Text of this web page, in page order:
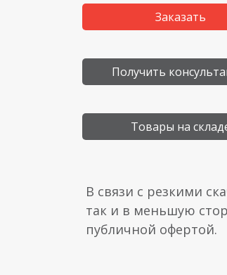
Заказать
Получить
Товары на
В связи с резкими
так и в меньшую
публичной офертой.